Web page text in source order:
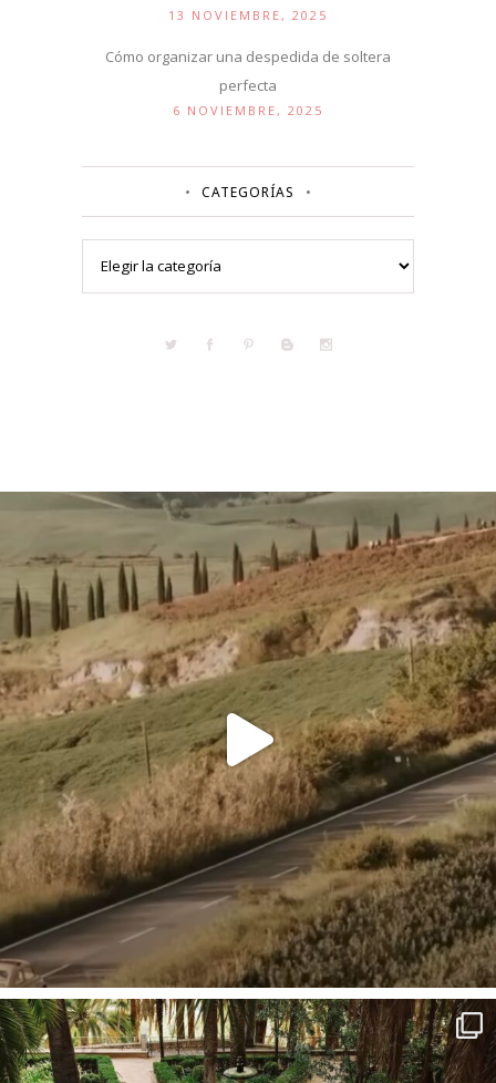
13 NOVIEMBRE, 2025
Cómo organizar una despedida de soltera
perfecta
6 NOVIEMBRE, 2025
CATEGORÍAS